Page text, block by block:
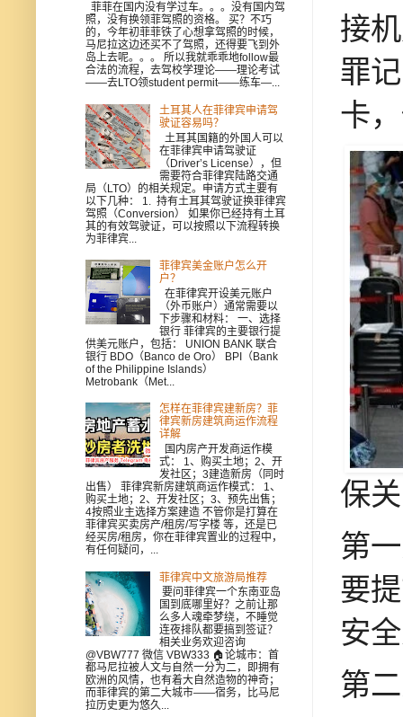
接
罪
卡
保
第
要
安
第
菲菲在国内没有学过车。。。没有国内驾
照，没有换领菲驾照的资格。 买？不巧
的，今年初菲菲铁了心想拿驾照的时候，
马尼拉这边还买不了驾照，还得要飞到外
岛上去呢。。。 所以我就乖乖地follow最
合法的流程，去驾校学理论——理论考试
——去LTO领student permit——练车—...
土耳其人在菲律宾申请驾
驶证容易吗？
土耳其国籍的外国人可以
在菲律宾申请驾驶证
（Driver’s License），但
需要符合菲律宾陆路交通
局（LTO）的相关规定。申请方式主要有
以下几种： 1. 持有土耳其驾驶证换菲律宾
驾照（Conversion） 如果你已经持有土耳
其的有效驾驶证，可以按照以下流程转换
为菲律宾...
菲律宾美金账户怎么开
户？
在菲律宾开设美元账户
（外币账户）通常需要以
下步骤和材料： 一、选择
银行 菲律宾的主要银行提
供美元账户，包括： UNION BANK 联合
银行 BDO（Banco de Oro） BPI（Bank
of the Philippine Islands）
Metrobank（Met...
怎样在菲律宾建新房？菲
律宾新房建筑商运作流程
详解
国内房产开发商运作模
式： 1、购买土地；2、开
发社区；3建造新房（同时
出售） 菲律宾新房建筑商运作模式： 1、
购买土地；2、开发社区；3、预先出售；
4按照业主选择方案建造 不管你是打算在
菲律宾买卖房产/租房/写字楼 等，还是已
经买房/租房，你在菲律宾置业的过程中，
有任何疑问，...
菲律宾中文旅游局推荐
要问菲律宾一个东南亚岛
国到底哪里好？之前让那
么多人魂牵梦绕，不睡觉
连夜排队都要搞到签证？
相关业务欢迎咨询
@VBW777 微信 VBW333 🏠论城市：首
都马尼拉被人文与自然一分为二，即拥有
欧洲的风情，也有着大自然造物的神奇；
而菲律宾的第二大城市——宿务，比马尼
拉历史更为悠久...